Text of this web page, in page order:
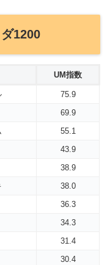
1200
UM指数
75.9
69.9
55.1
43.9
38.9
38.0
36.3
34.3
31.4
30.4